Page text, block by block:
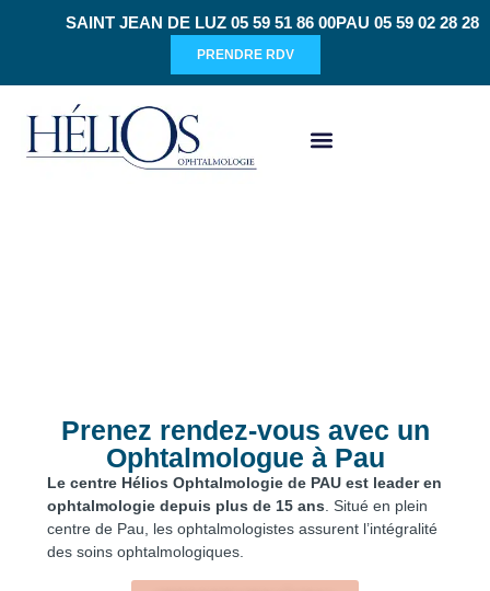
SAINT JEAN DE LUZ 05 59 51 86 00PAU 05 59 02 28 28
PRENDRE RDV
Prenez rendez-vous avec un
Ophtalmologue à Pau
Le centre Hélios Ophtalmologie de PAU est leader en
ophtalmologie depuis plus de 15 ans. Situé en plein
centre de Pau, les ophtalmologistes assurent l’intégralité
des soins ophtalmologiques.